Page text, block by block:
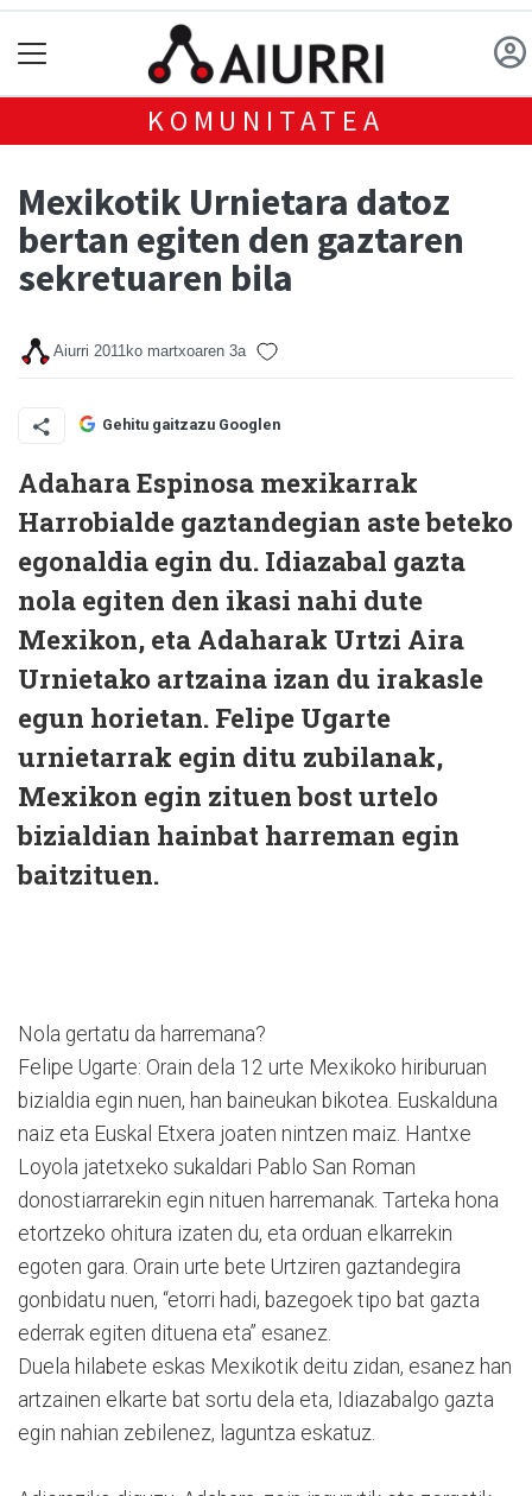
KOMUNITATEA
Mexikotik Urnietara datoz
bertan egiten den gaztaren
sekretuaren bila
Aiurri 2011ko martxoaren 3a
Gehitu gaitzazu Googlen
Adahara Espinosa mexikarrak
Harrobialde gaztandegian aste beteko
egonaldia egin du. Idiazabal gazta
nola egiten den ikasi nahi dute
Mexikon, eta Adaharak Urtzi Aira
Urnietako artzaina izan du irakasle
egun horietan. Felipe Ugarte
urnietarrak egin ditu zubilanak,
Mexikon egin zituen bost urtelo
bizialdian hainbat harreman egin
baitzituen.
Nola gertatu da harremana?
Felipe Ugarte: Orain dela 12 urte Mexikoko hiriburuan
bizialdia egin nuen, han baineukan bikotea. Euskalduna
naiz eta Euskal Etxera joaten nintzen maiz. Hantxe
Loyola jatetxeko sukaldari Pablo San Roman
donostiarrarekin egin nituen harremanak. Tarteka hona
etortzeko ohitura izaten du, eta orduan elkarrekin
egoten gara. Orain urte bete Urtziren gaztandegira
gonbidatu nuen, “etorri hadi, bazegoek tipo bat gazta
ederrak egiten dituena eta” esanez.
Duela hilabete eskas Mexikotik deitu zidan, esanez han
artzainen elkarte bat sortu dela eta, Idiazabalgo gazta
egin nahian zebilenez, laguntza eskatuz.